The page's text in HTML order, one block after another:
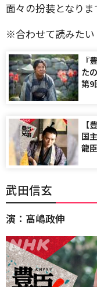
面々の扮装となりま
※合わせて読みたい
『
た
第9
【
国
龍
武田信玄
演：髙嶋政伸